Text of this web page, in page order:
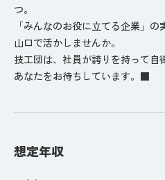
つ。
「みんなのお役に立てる企業」
山口で活かしませんか。
技工団は、社員が誇りを持って自
あなたをお待ちしています。■
想定年収